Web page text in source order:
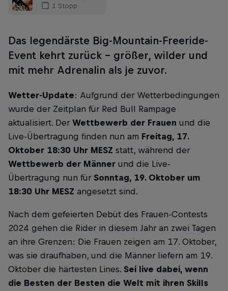
1 Stopp
Das legendärste Big-Mountain-Freeride-
Event kehrt zurück – größer, wilder und
mit mehr Adrenalin als je zuvor.
Wetter-Update: Aufgrund der Wetterbedingungen
wurde der Zeitplan für Red Bull Rampage
aktualisiert. Der Wettbewerb der Frauen und die
Live-Übertragung finden nun am Freitag, 17.
Oktober 18:30 Uhr MESZ statt, während der
Wettbewerb der Männer und die Live-
Übertragung nun für Sonntag, 19. Oktober um
18:30 Uhr MESZ angesetzt sind.
Nach dem gefeierten Debüt des Frauen-Contests
2024 gehen die Rider in diesem Jahr an zwei Tagen
an ihre Grenzen: Die Frauen zeigen am 17. Oktober,
was sie draufhaben, und die Männer liefern am 19.
Oktober die härtesten Lines. Sei live dabei, wenn
die Besten der Besten die Welt mit ihren Skills